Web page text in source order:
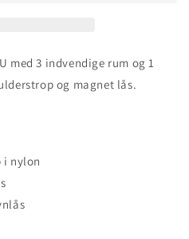
med 3 indvendige rum og 1
og magnet lås.
i nylon